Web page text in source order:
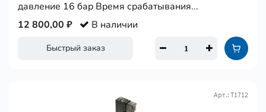
давление 16 бар Время срабатывания...
Быстрый заказ
12 800,00 ₽ В наличии
Арт.: Т1712